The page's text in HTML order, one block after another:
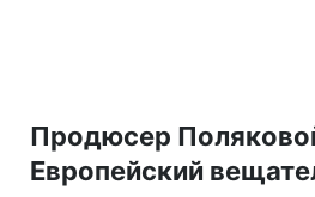
Продюсер
Европейский